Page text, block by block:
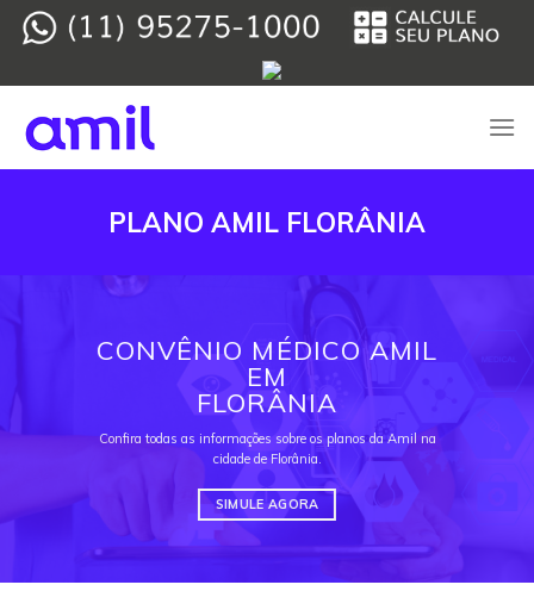
Skip
PLANO AMIL FLORÂNIA
CONVÊNIO MÉDICO AMIL
EM
FLORÂNIA
Confira todas as informações sobre os planos da Amil na
cidade de Florânia.
SIMULE AGORA